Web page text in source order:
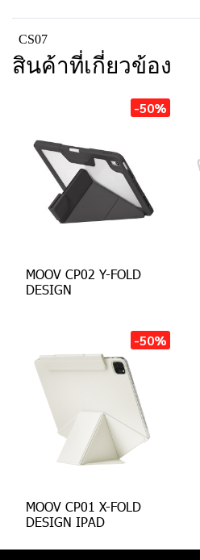
CS07
สินค้าที่เกี่ยวข้อง
-50%
MOOV CP02 Y-FOLD
DESIGN
-50%
MOOV CP01 X-FOLD
DESIGN IPAD